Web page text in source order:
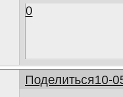
0
Поделиться10-